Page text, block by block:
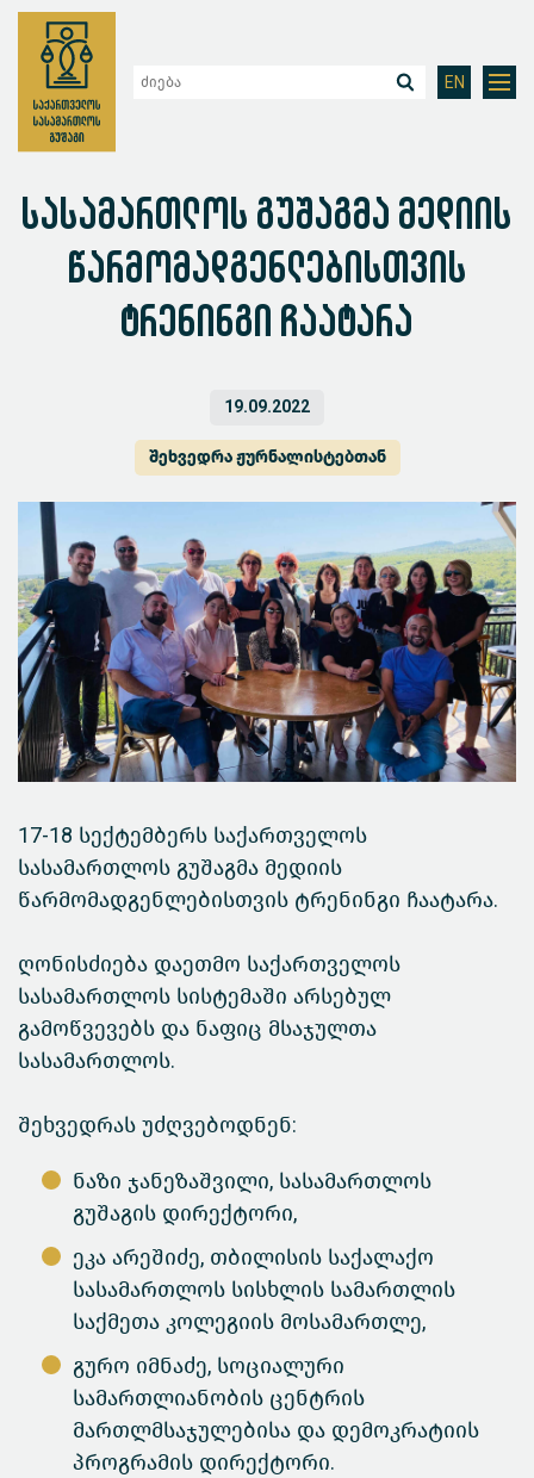
EN
სასამართლოს გუშაგმა მედიის
წარმომადგენლებისთვის
ტრენინგი ჩაატარა
19.09.2022
შეხვედრა ჟურნალისტებთან
17-18 სექტემბერს საქართველოს
სასამართლოს გუშაგმა მედიის
წარმომადგენლებისთვის ტრენინგი ჩაატარა.
ღონისძიება დაეთმო საქართველოს
სასამართლოს სისტემაში არსებულ
გამოწვევებს და ნაფიც მსაჯულთა
სასამართლოს.
შეხვედრას უძღვებოდნენ:
ნაზი ჯანეზაშვილი, სასამართლოს
გუშაგის დირექტორი,
ეკა არეშიძე, თბილისის საქალაქო
სასამართლოს სისხლის სამართლის
საქმეთა კოლეგიის მოსამართლე,
გურო იმნაძე, სოციალური
სამართლიანობის ცენტრის
მართლმსაჯულებისა და დემოკრატიის
პროგრამის დირექტორი.